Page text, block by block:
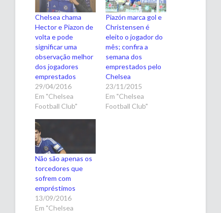
Chelsea chama
Hector e Piazon de
volta e pode
significar uma
observação melhor
dos jogadores
emprestados
29/04/2016
Em "Chelsea
Football Club"
Piazón marca gol e
Christensen é
eleito o jogador do
mês; confira a
semana dos
emprestados pelo
Chelsea
23/11/2015
Em "Chelsea
Football Club"
Não são apenas os
torcedores que
sofrem com
empréstimos
13/09/2016
Em "Chelsea